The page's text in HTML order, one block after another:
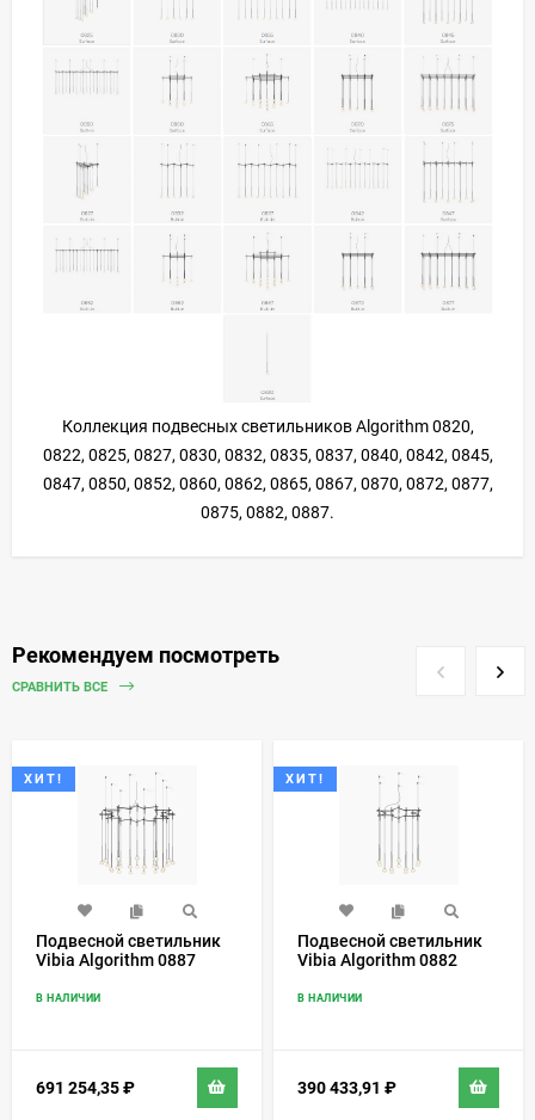
Коллекция подвесных светильников Algorithm 0820,
0822, 0825, 0827, 0830, 0832, 0835, 0837, 0840, 0842, 0845,
0847, 0850, 0852, 0860, 0862, 0865, 0867, 0870, 0872, 0877,
0875, 0882, 0887.
Рекомендуем посмотреть
СРАВНИТЬ ВСЕ
ХИТ!
Подвесной светильник
Vibia Algorithm 0887
В НАЛИЧИИ
691 254,35₽
ХИТ!
Подвесной светильник
Vibia Algorithm 0882
В НАЛИЧИИ
390 433,91 ₽